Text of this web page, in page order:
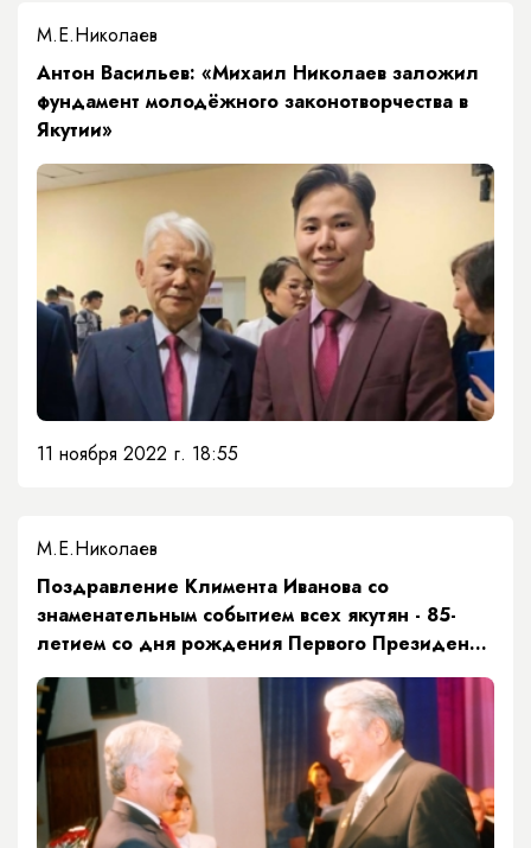
М.Е.Николаев
​Антон Васильев: «Михаил Николаев заложил
фундамент молодёжного законотворчества в
Якутии»
11 ноября 2022 г. 18:55
М.Е.Николаев
Поздравление Климента Иванова со
знаменательным событием всех якутян - 85-
летием со дня рождения Первого Президента
Республики Саха (Якутия)